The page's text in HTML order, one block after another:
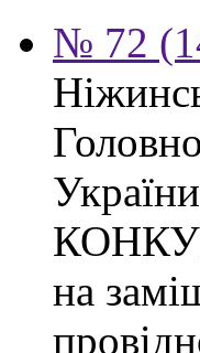
№ 72
на